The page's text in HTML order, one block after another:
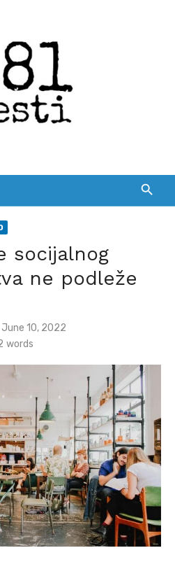
socijalnog
ne podleže
Posted
on
June 10, 2022
words